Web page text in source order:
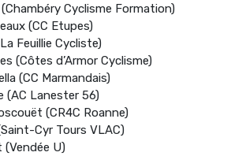
Cyclisme Formation)
(CC Etupes)
Feuillie Cycliste)
(Côtes d’Armor Cyclisme)
(CC Marmandais)
(AC Lanester 56)
(CR4C Roanne)
Cyr Tours VLAC)
(Vendée U)